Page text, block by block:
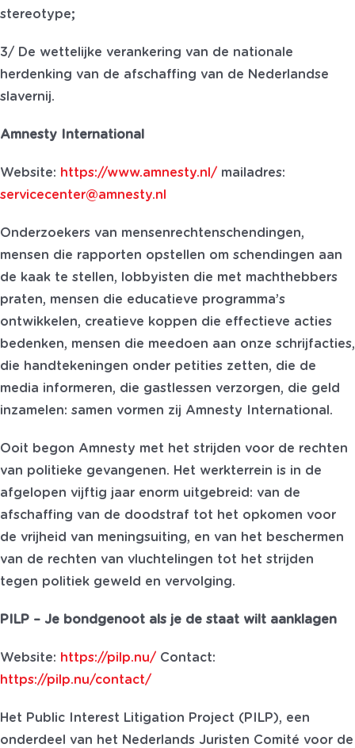
stereotype;
3/ De wettelijke verankering van de nationale
herdenking van de afschaffing van de Nederlandse
slavernij.
Amnesty International
Website: https://www.amnesty.nl/mailadres:
servicecenter@amnesty.nl
Onderzoekers van mensenrechtenschendingen,
mensen die rapporten opstellen om schendingen aan
de kaak te stellen, lobbyisten die met machthebbers
praten, mensen die educatieve programma’s
ontwikkelen, creatieve koppen die effectieve acties
bedenken, mensen die meedoen aan onze schrijfacties,
die handtekeningen onder petities zetten, die de
media informeren, die gastlessen verzorgen, die geld
inzamelen: samen vormen zij Amnesty International.
Ooit begon Amnesty met het strijden voor de rechten
van politieke gevangenen. Het werkterrein is in de
afgelopen vijftig jaar enorm uitgebreid: van de
afschaffing van de doodstraf tot het opkomen voor
de vrijheid van meningsuiting, en van het beschermen
van de rechten van vluchtelingen tot het strijden
tegen politiek geweld en vervolging.
PILP – Je bondgenoot als je de staat wilt aanklagen
Website: https://pilp.nu/Contact:
https://pilp.nu/contact/
Het Public Interest Litigation Project (PILP), een
onderdeel van het Nederlands Juristen Comité voor de